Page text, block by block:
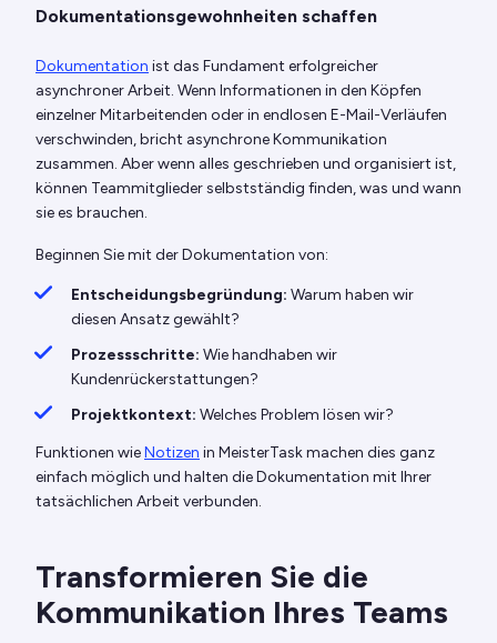
Dokumentationsgewohnheiten schaffen
Dokumentation ist das Fundament erfolgreicher
asynchroner Arbeit. Wenn Informationen in den Köpfen
einzelner Mitarbeitenden oder in endlosen E-Mail-Verläufen
verschwinden, bricht asynchrone Kommunikation
zusammen. Aber wenn alles geschrieben und organisiert ist,
können Teammitglieder selbstständig finden, was und wann
sie es brauchen.
Beginnen Sie mit der Dokumentation von:
Entscheidungsbegründung: Warum haben wir
diesen Ansatz gewählt?
Prozessschritte: Wie handhaben wir
Kundenrückerstattungen?
Projektkontext: Welches Problem lösen wir?
Funktionen wieNotizen in MeisterTask machen dies ganz
einfach möglich und halten die Dokumentation mit Ihrer
tatsächlichen Arbeit verbunden.
Transformieren Sie die
Kommunikation Ihres Teams